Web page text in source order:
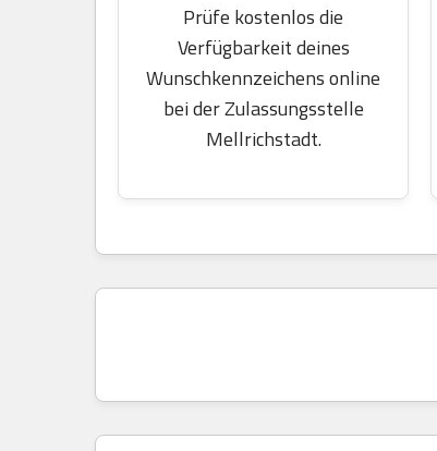
Prüfe kostenlos die
Verfügbarkeit deines
Wunschkennzeichens online
bei der Zulassungsstelle
Mellrichstadt.